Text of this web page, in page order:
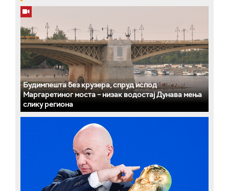
Будимпешта без крузера, спруд испод
Маргаретиног моста – низак водостај Дунава мења
слику региона